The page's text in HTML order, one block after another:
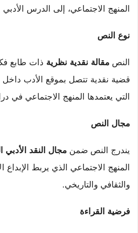
المنهج الاجتماعي، إلى الدرس الأدبي
نوع النص
النص مقالة نقدية نظرية ذات طابع
قضية نقدية تتصل بموقع الأدب داخل
التي يعتمدها المنهج الاجتماعي في
مجال النص
يندرج النص ضمن مجال النقد الأدبي
المنهج الاجتماعي الذي يربط الإبداع
والثقافي والتاريخي.
فرضية القراءة